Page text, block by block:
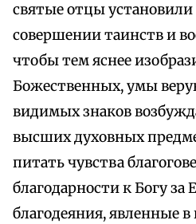
святые отцы
совершении таинств и
чтобы тем яснее
Божественных, умы
видимых знаков
высших духовных
питать чувства
благодарности к Богу за
благодеяния, явленные